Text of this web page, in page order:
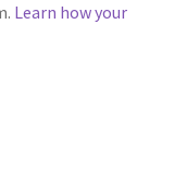
Learn how your